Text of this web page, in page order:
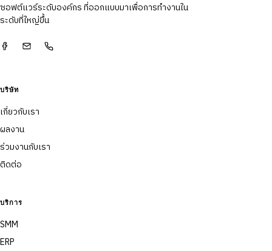
ซอฟต์แวร์ระดับองค์กร ที่ออกแบบมาเพื่อการทำงานใน
ระดับที่ใหญ่ขึ้น
บริษัท
เกี่ยวกับเรา
ผลงาน
ร่วมงานกับเรา
ติดต่อ
บริการ
SMM
ERP